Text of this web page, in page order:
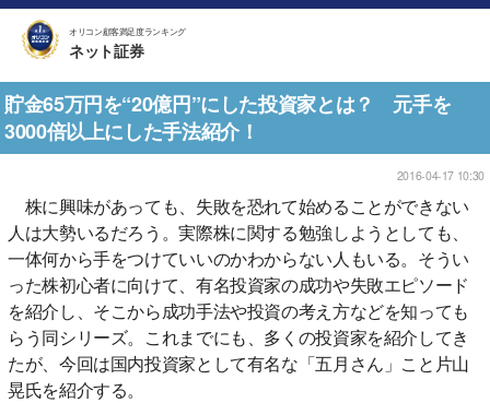
オリコン顧客満足度ランキング
ネット証券
貯金65万円を“20億円”にした投資家とは？ 元手を
3000倍以上にした手法紹介！
2016-04-17 10:30
株に興味があっても、失敗を恐れて始めることができない
人は大勢いるだろう。実際株に関する勉強しようとしても、
一体何から手をつけていいのかわからない人もいる。そうい
った株初心者に向けて、有名投資家の成功や失敗エピソード
を紹介し、そこから成功手法や投資の考え方などを知っても
らう同シリーズ。これまでにも、多くの投資家を紹介してき
たが、今回は国内投資家として有名な「五月さん」こと片山
晃氏を紹介する。